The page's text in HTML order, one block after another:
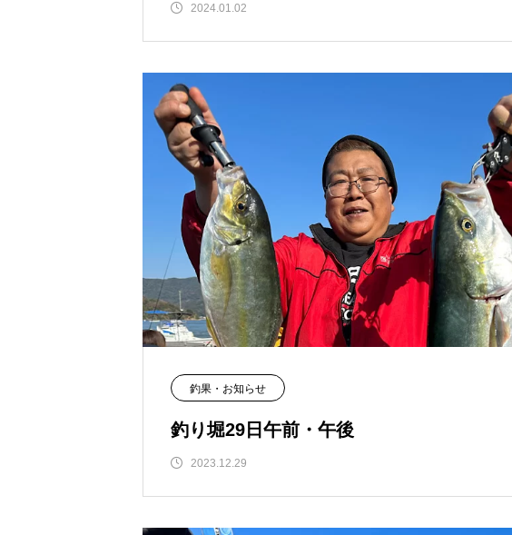
2024.01.02
釣果・お知らせ
釣り堀29日午前・午後
2023.12.29